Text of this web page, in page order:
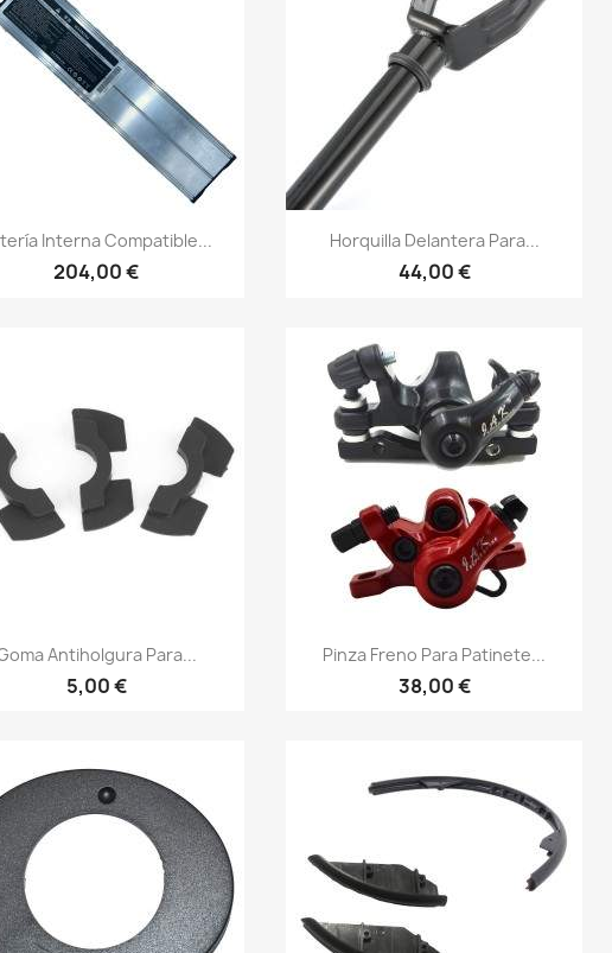
Vista rápida
Interna Compatible...
204,00 €
Vista rápida
Horquilla Delantera Para...
44,00 €
Vista rápida
Antiholgura Para...
5,00 €
Vista rápida
Pinza Freno Para Patinete...
38,00 €